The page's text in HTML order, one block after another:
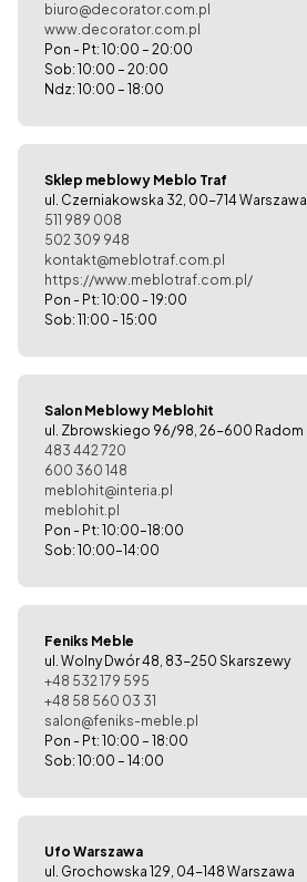
biuro@decorator.com.pl
www.decorator.com.pl
Pon - Pt: 10:00 – 20:00
Sob: 10:00 – 20:00
Ndz: 10:00 – 18:00
Sklep meblowy Meblo Traf
ul. Czerniakowska 32, 00-714 Warszawa
511 989 008
502 309 948
kontakt@meblotraf.com.pl
https://www.meblotraf.com.pl/
Pon - Pt: 10:00 - 19:00
Sob: 11:00 - 15:00
Salon Meblowy Meblohit
ul. Zbrowskiego 96/98, 26-600 Radom
483 442 720
600 360 148
meblohit@interia.pl
meblohit.pl
Pon - Pt: 10:00–18:00
Sob: 10:00–14:00
Feniks Meble
ul. Wolny Dwór 48, 83-250 Skarszewy
+48 532 179 595
+48 58 560 03 31
salon@feniks-meble.pl
Pon - Pt: 10:00 – 18:00
Sob: 10:00 – 14:00
Ufo Warszawa
ul. Grochowska 129, 04-148 Warszawa